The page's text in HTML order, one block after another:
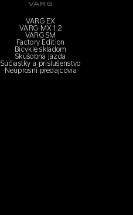
VARG
VARG EX
VARG MX 1.2
VARG SM
Factory Edition
Bicykle skladom
Skúšobná jazda
Súčiastky a príslušenstvo
Neúprosní predajcovia